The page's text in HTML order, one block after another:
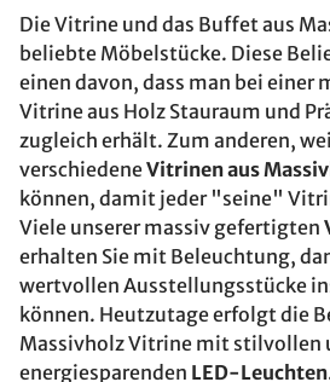
Die Vitrine und das Buffet aus
beliebte Möbelstücke. Diese
einen davon, dass man bei einer
Vitrine aus Holz Stauraum und
zugleich erhält. Zum anderen,
verschiedeneVitrinen aus
können, damit jeder "seine"
Viele unserer massiv gefertigten
erhalten Sie mit Beleuchtung,
wertvollen Ausstellungsstücke
können. Heutzutage erfolgt die
Massivholz Vitrine mit stilvollen
energiesparenden LED-Leuchten